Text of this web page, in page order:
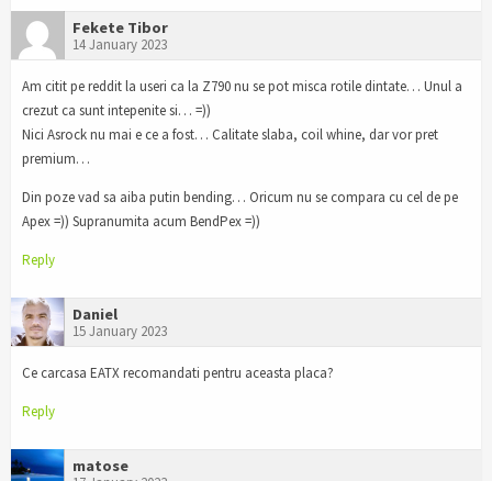
Fekete Tibor
14 January 2023
Am citit pe reddit la useri ca la Z790 nu se pot misca rotile dintate… Unul a
crezut ca sunt intepenite si… =))
Nici Asrock nu mai e ce a fost… Calitate slaba, coil whine, dar vor pret
premium…
Din poze vad sa aiba putin bending… Oricum nu se compara cu cel de pe
Apex =)) Supranumita acum BendPex =))
Reply
Daniel
15 January 2023
Ce carcasa EATX recomandati pentru aceasta placa?
Reply
matose